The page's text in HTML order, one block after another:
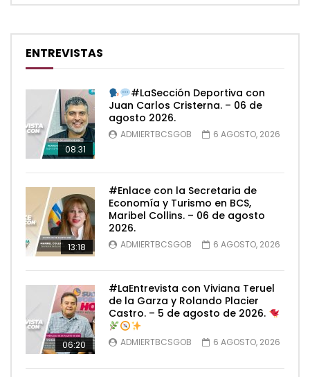
ENTREVISTAS
08:31
#LaSección Deportiva con
Juan Carlos Cristerna. – 06 de
agosto 2026.
ADMIERTBCSGOB 6 AGOSTO, 2026
13:18
#Enlace con la Secretaria de
Economía y Turismo en BCS,
Maribel Collins. – 06 de agosto
2026.
ADMIERTBCSGOB 6 AGOSTO, 2026
06:20
#LaEntrevista con Viviana Teruel
de la Garza y Rolando Placier
Castro. – 5 de agosto de 2026.
ADMIERTBCSGOB 6 AGOSTO, 2026